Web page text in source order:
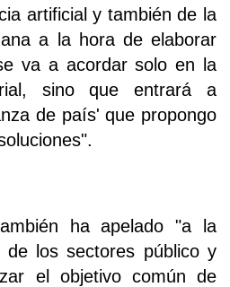
artificial y también de la
a la hora de elaborar
va a acordar solo en la
sino que entrará a
de país' que propongo
ha apelado "a la
de los sectores público y
el objetivo común de